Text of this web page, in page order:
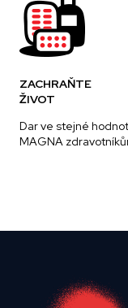
ZACHRAŇTE
ŽIVOT
Dar ve stejné
MAGNA